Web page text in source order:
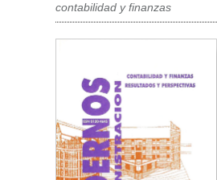
contabilidad y finanzas